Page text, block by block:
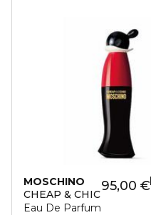
MOSCHINO
CHEAP & CHIC
Eau De Parfum
95,00 €